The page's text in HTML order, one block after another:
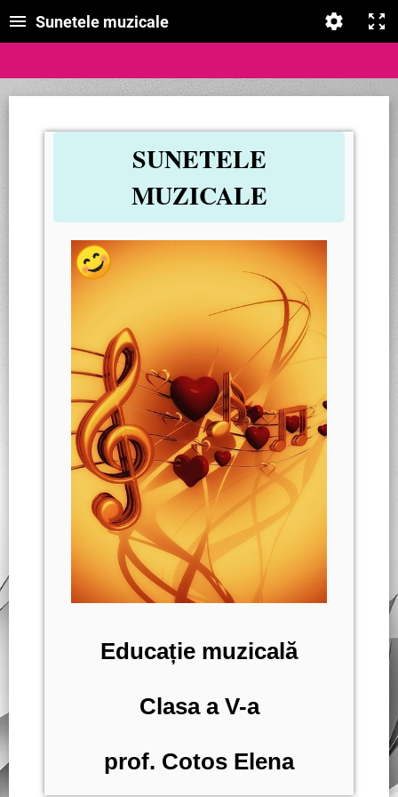
Sunetele muzicale
SUNETELE
MUZICALE
Educație muzicală
Clasa a V-a
prof. Cotos Elena